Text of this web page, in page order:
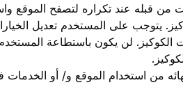
من قبله عند تكراره لتصفح الموقع
يتوجب على المستخدم تعديل
الكوكيز. لن يكون باستطاعة
من استخدام الموقع و/ أو